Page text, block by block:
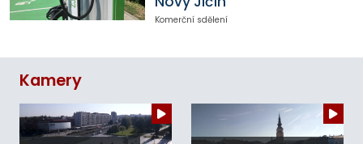
Komerční sdělení
Kamery